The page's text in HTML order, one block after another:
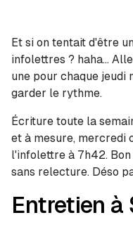
Et si on tentait d'être
infolettres ? haha...
une pour chaque jeudi
garder le rythme.
Écriture toute la
et à mesure, mercredi
l'infolettre à 7h42.
sans relecture. Déso
Entretien à